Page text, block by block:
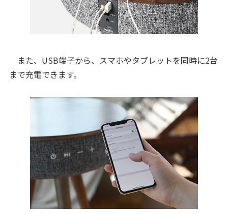
また、USB端子から、スマホやタブレットを同時に2台
まで充電できます。